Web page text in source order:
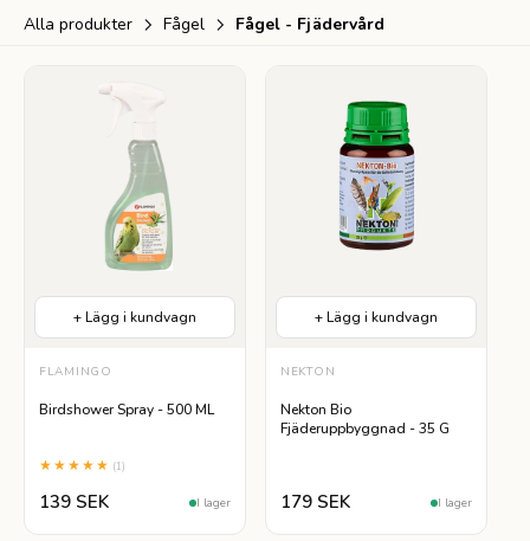
Alla produkter Fågel Fågel - Fjädervård
+ Lägg i kundvagn
FLAMINGO
Birdshower Spray - 500 ML
★★★★★ (1)
139 SEK I lager
+ Lägg i kundvagn
NEKTON
Nekton Bio
Fjäderuppbyggnad - 35 G
179 SEK I lager